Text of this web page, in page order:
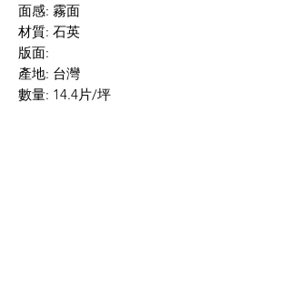
面感: 霧面
材質: 石英
版面:
產地: 台灣
數量: 14.4片/坪